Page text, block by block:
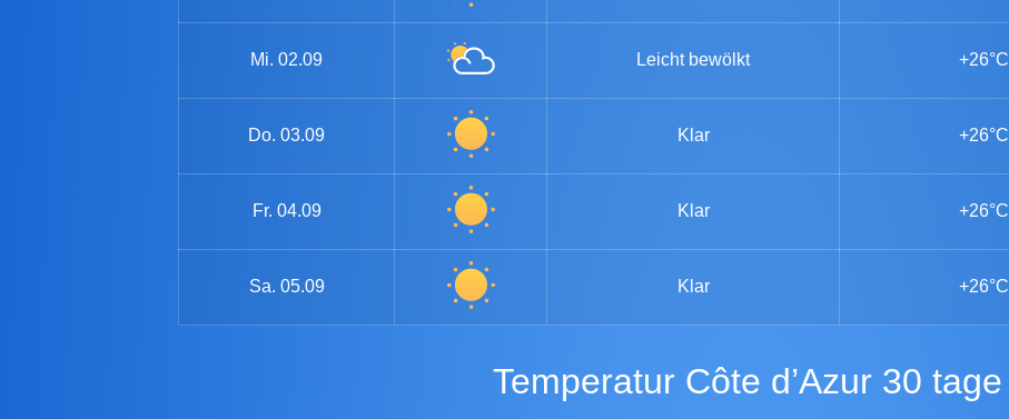
Mi. 02.09 Leicht bewölkt +26°C
Do. 03.09 Klar +26°C
Fr. 04.09 Klar +26°C
Sa. 05.09 Klar +26°C
Temperatur Côte d’Azur 30 tage